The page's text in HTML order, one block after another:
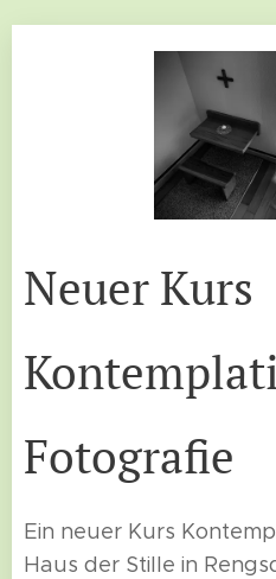
Neuer Kurs
Fotografie
Ein neuer Kurs
Haus der Stille in